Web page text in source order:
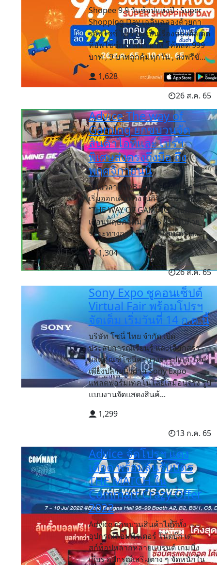
Shopee 9.9 วันช้อปแห่งปี : Super
Shopping Day เฉลิมฉลองด้วยกา
รอัพไซซ์ ไม่ว่าจะเป็นเรื่องของดีลเด็ด
ที่อัพไซซ์กระหน่ำ อาทิ โค้ดลด 999
บาท , 9 บาทถูกคุ้มทุกวัน , ส่งฟรีขั...
1,628
26 ส.ค. 65
Advice T​he ​w​​ay​ ​of ​
Gaming ยกขบวนจัด
สินค้าไอทีและโปร​ฯ
พิเศษส่งตรงถึงมือ​ ถึง
พฤศจิกายนนี้
เป็นเวลากว่า 3 เดือน ที่ "Advice" ได้
เริ่มออกเดินทางในกิจกรรมโรดโชว์
“THE WAY OF GAMING” นับตั้งแต่
เดือนพฤษภาคม 2565 ผ่านไปด้วย
ระยะทางกว่า 5,000 กิโลเมตร ท...
1,304
26 ส.ค. 65
Sony Expo ชูคอนเซ็ปต์
Virtual Fair พร้อมโปรฯ
จัดเต็ม เริ่มวันที่ 14 ก.ค.นี้
บริษัท โซนี่ ไทย จำกัด เปิด
ประสบการณ์เรียนรู้ และเลือกสรร
ผลิตภัณฑ์โซนี่ครบวงจรรูปแบบใหม่
เพียงปลายนิ้วผ่าน Sony Expo
แพลตฟอร์มเทคโนโลยีเสมือนจริง รูป
แบบงานจัดแสดงสินค้...
1,299
13 ก.ค. 65
Advice จัดโปรฯ แดง
เดือด พร้อมลุ้นรับบัตร
THE MATCH ใน
Commart Crazy Offer
2022
Advice ยกขบวนสินค้าไอทีทั้ง
อุปกรณ์คอมพิวเตอร์ โน้ตบุ๊ก เด
สก์ท็อปหลากหลายแบรนด์ เกมมิ่ง
เกียร์ อุปกรณ์เสริมต่าง ๆ จัดหนักใน